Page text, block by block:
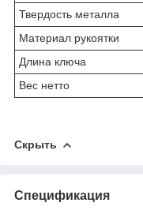
Твердость металла
Материал рукоятки
Длина ключа
Вес нетто
Скрыть
Спецификация